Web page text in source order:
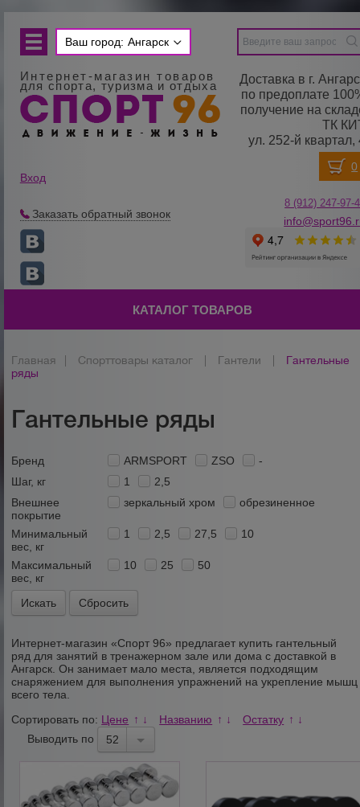
Ваш город: Ангарск
Интернет-магазин товаров
для спорта, туризма и отдыха
Доставка в г.
по предоплате
получение на
ТК
ул. 252-й квартал,
Вход
Заказать обратный звонок
8 (912) 247-97-
КАТАЛОГ ТОВАРОВ
Главная Спорттовары каталог Гантели
Гантельные
ряды
Гантельные ряды
Бренд ARMSPORT ZSO
-
Шаг, кг
1
2,5
Внешнее
покрытие
зеркальный хром обрезиненное
Минимальный
вес, кг
1 2,5 27,5 10
Максимальный
вес, кг
10 25 50
Сбросить
Интернет-магазин «Спорт 96» предлагает купить гантельный
ряд для занятий в тренажерном зале или домас доставкой в
Ангарск . Он занимает мало места, является подходящим
снаряжением для выполнения упражнений на укрепление мышц
всего тела.
Сортировать по: Цене ↑ ↓ Названию ↑ ↓ Остатку ↑ ↓
Выводить по 52